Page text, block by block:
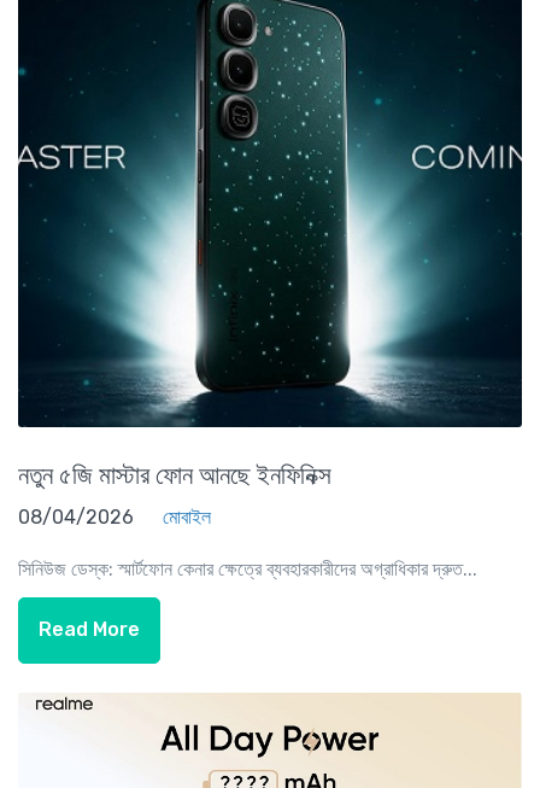
নতুন ৫জি মাস্টার ফোন আনছে ইনফিনিক্স
08/04/2026 মোবাইল
সিনিউজ ডেস্ক: স্মার্টফোন কেনার ক্ষেত্রে ব্যবহারকারীদের অগ্রাধিকার দ্রুত...
Read More